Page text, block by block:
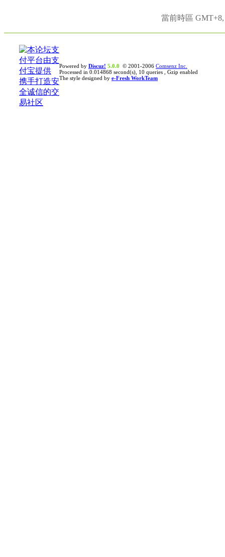
當前時區
Powered by Discuz! 5.0.0 © 2001-2006 Comsenz Inc.
Processed in 0.014868 second(s), 10 queries , Gzip enabled
The style designed by e-Fresh WorkTeam